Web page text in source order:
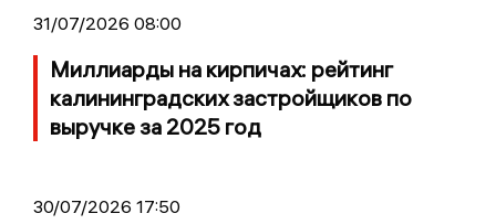
31/07/2026 08:00
Миллиарды на кирпичах: рейтинг
калининградских застройщиков по
выручке за 2025 год
30/07/2026 17:50